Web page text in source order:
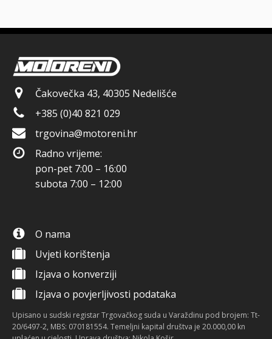
Čakovečka 43, 40305 Nedelišće
+385 (0)40 821 029
trgovina@motoreni.hr
Radno vrijeme:
pon-pet 7:00 – 16:00
subota 7:00 – 12:00
O nama
Uvjeti korištenja
Izjava o konverziji
Izjava o povjerljivosti podataka
Upisano u sudski registar Trgovačkog suda u Varaždinu pod brojem: Tt-
20/6497-2, MBS: 070181554. Temeljni kapital društva je 20.000,00 kn